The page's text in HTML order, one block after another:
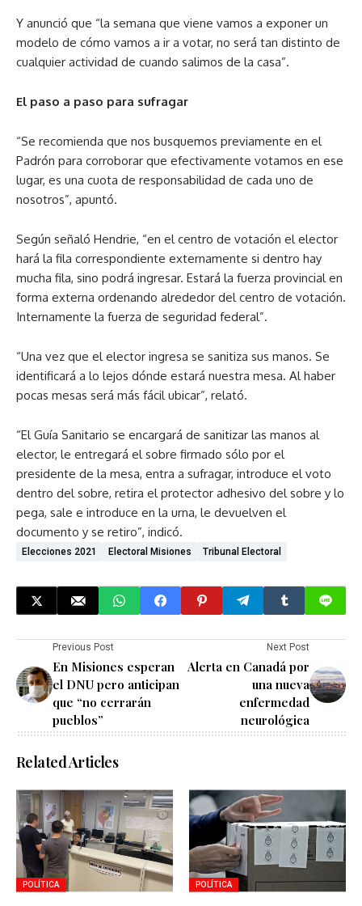
Y anunció que “la semana que viene vamos a exponer un
modelo de cómo vamos a ir a votar, no será tan distinto de
cualquier actividad de cuando salimos de la casa”.
El paso a paso para sufragar
“Se recomienda que nos busquemos previamente en el
Padrón para corroborar que efectivamente votamos en ese
lugar, es una cuota de responsabilidad de cada uno de
nosotros”, apuntó.
Según señaló Hendrie, “en el centro de votación el elector
hará la fila correspondiente externamente si dentro hay
mucha fila, sino podrá ingresar. Estará la fuerza provincial en
forma externa ordenando alrededor del centro de votación.
Internamente la fuerza de seguridad federal”.
“Una vez que el elector ingresa se sanitiza sus manos. Se
identificará a lo lejos dónde estará nuestra mesa. Al haber
pocas mesas será más fácil ubicar”, relató.
“El Guía Sanitario se encargará de sanitizar las manos al
elector, le entregará el sobre firmado sólo por el
presidente de la mesa, entra a sufragar, introduce el voto
dentro del sobre, retira el protector adhesivo del sobre y lo
pega, sale e introduce en la urna, le devuelven el
documento y se retiro”, indicó.
Elecciones 2021 Electoral Misiones Tribunal Electoral
Previous Post
En Misiones esperan
el DNU pero anticipan
que “no cerrarán
pueblos”
Next Post
Alerta en Canadá por
una nueva
enfermedad
neurológica
Related Articles
POLÍTICA POLÍTICA